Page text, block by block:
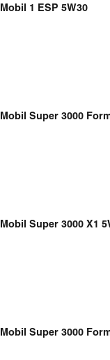
Mobil 1 ESP 5W30
Mobil Super 3000
Mobil Super 3000 X1
Mobil Super 3000